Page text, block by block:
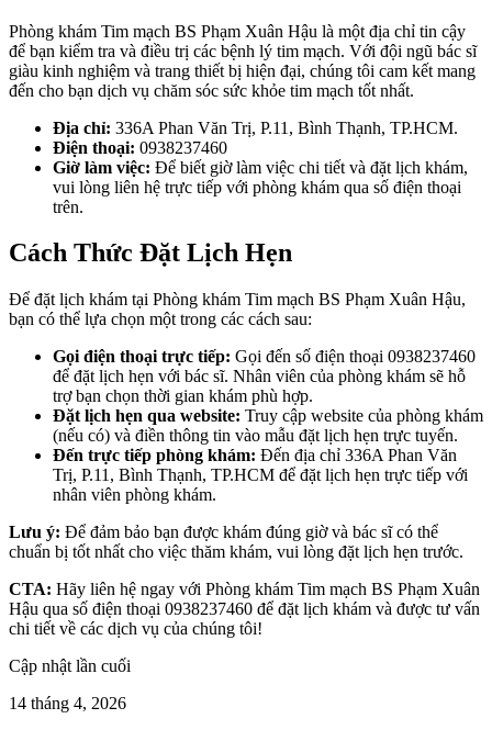
Phòng khám Tim mạch BS Phạm Xuân Hậu là một địa chỉ tin cậy
để bạn kiểm tra và điều trị các bệnh lý tim mạch. Với đội ngũ bác sĩ
giàu kinh nghiệm và trang thiết bị hiện đại, chúng tôi cam kết mang
đến cho bạn dịch vụ chăm sóc sức khỏe tim mạch tốt nhất.
Địa chỉ: 336A Phan Văn Trị, P.11, Bình Thạnh, TP.HCM.
Điện thoại: 0938237460
Giờ làm việc: Để biết giờ làm việc chi tiết và đặt lịch khám,
vui lòng liên hệ trực tiếp với phòng khám qua số điện thoại
trên.
Cách Thức Đặt Lịch Hẹn
Để đặt lịch khám tại Phòng khám Tim mạch BS Phạm Xuân Hậu,
bạn có thể lựa chọn một trong các cách sau:
Gọi điện thoại trực tiếp: Gọi đến số điện thoại 0938237460
để đặt lịch hẹn với bác sĩ. Nhân viên của phòng khám sẽ hỗ
trợ bạn chọn thời gian khám phù hợp.
Đặt lịch hẹn qua website: Truy cập website của phòng khám
(nếu có) và điền thông tin vào mẫu đặt lịch hẹn trực tuyến.
Đến trực tiếp phòng khám: Đến địa chỉ 336A Phan Văn
Trị, P.11, Bình Thạnh, TP.HCM để đặt lịch hẹn trực tiếp với
nhân viên phòng khám.
Lưu ý: Để đảm bảo bạn được khám đúng giờ và bác sĩ có thể
chuẩn bị tốt nhất cho việc thăm khám, vui lòng đặt lịch hẹn trước.
CTA: Hãy liên hệ ngay với Phòng khám Tim mạch BS Phạm Xuân
Hậu qua số điện thoại 0938237460 để đặt lịch khám và được tư vấn
chi tiết về các dịch vụ của chúng tôi!
Cập nhật lần cuối
14 tháng 4, 2026